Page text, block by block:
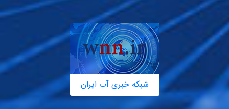
شبکه خبری آب ایران